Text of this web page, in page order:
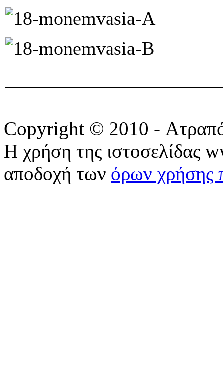
Copyright © 2010 -
Η χρήση της ιστοσελίδας
αποδοχή των όρων χρήσης